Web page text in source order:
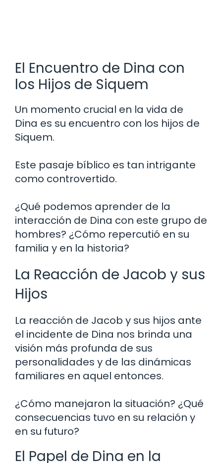
El Encuentro de Dina con
los Hijos de Siquem
Un momento crucial en la vida de
Dina es su encuentro con los hijos de
Siquem.
Este pasaje bíblico es tan intrigante
como controvertido.
¿Qué podemos aprender de la
interacción de Dina con este grupo de
hombres? ¿Cómo repercutió en su
familia y en la historia?
La Reacción de Jacob y sus
Hijos
La reacción de Jacob y sus hijos ante
el incidente de Dina nos brinda una
visión más profunda de sus
personalidades y de las dinámicas
familiares en aquel entonces.
¿Cómo manejaron la situación? ¿Qué
consecuencias tuvo en su relación y
en su futuro?
El Papel de Dina en la